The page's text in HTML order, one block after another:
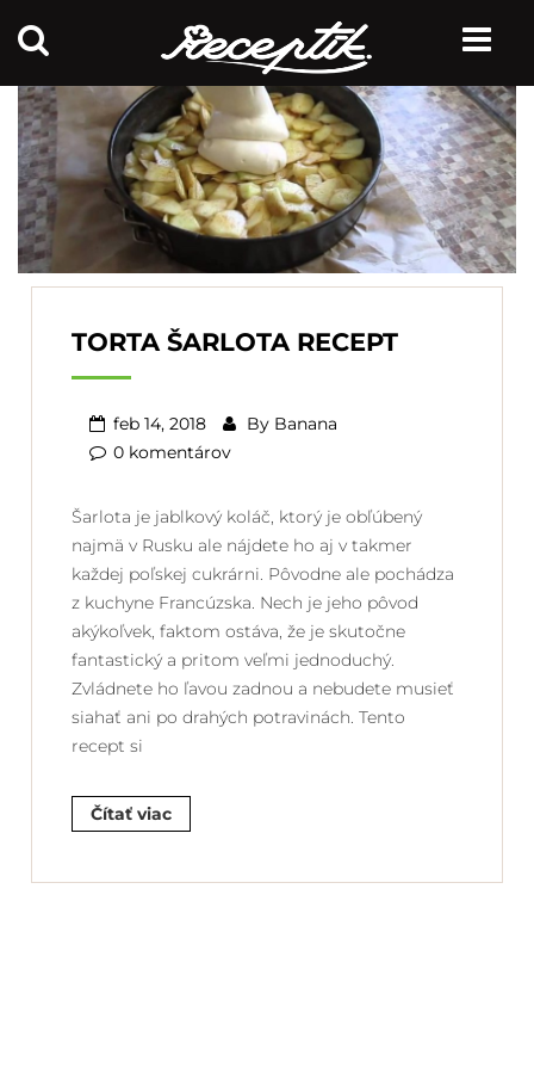
TORTA ŠARLOTA RECEPT
feb 14, 2018 By Banana
0 komentárov
Šarlota je jablkový koláč, ktorý je obľúbený
najmä v Rusku ale nájdete ho aj v takmer
každej poľskej cukrárni. Pôvodne ale pochádza
z kuchyne Francúzska. Nech je jeho pôvod
akýkoľvek, faktom ostáva, že je skutočne
fantastický a pritom veľmi jednoduchý.
Zvládnete ho ľavou zadnou a nebudete musieť
siahať ani po drahých potravinách. Tento
recept si
Čítať viac